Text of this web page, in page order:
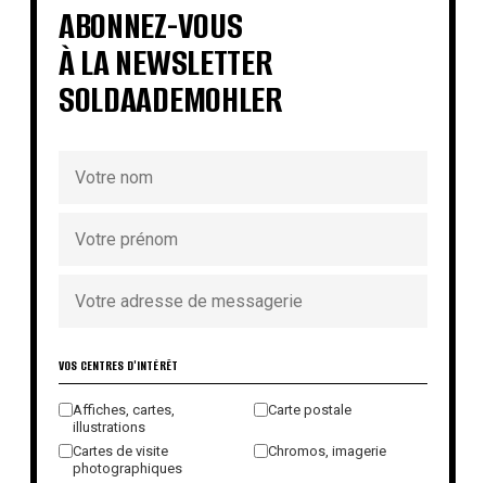
ABONNEZ-VOUS
À LA NEWSLETTER
SOLDAADEMOHLER
VOS CENTRES D'INTÉRÊT
Affiches, cartes,
illustrations
Carte postale
Cartes de visite
photographiques
Chromos, imagerie